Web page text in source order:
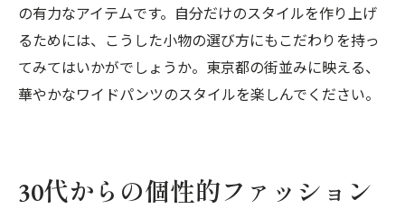
の有力なアイテムです。自分だけのスタイルを作り上げ
るためには、こうした小物の選び方にもこだわりを持っ
てみてはいかがでしょうか。東京都の街並みに映える、
華やかなワイドパンツのスタイルを楽しんでください。
30代からの個性的ファッション